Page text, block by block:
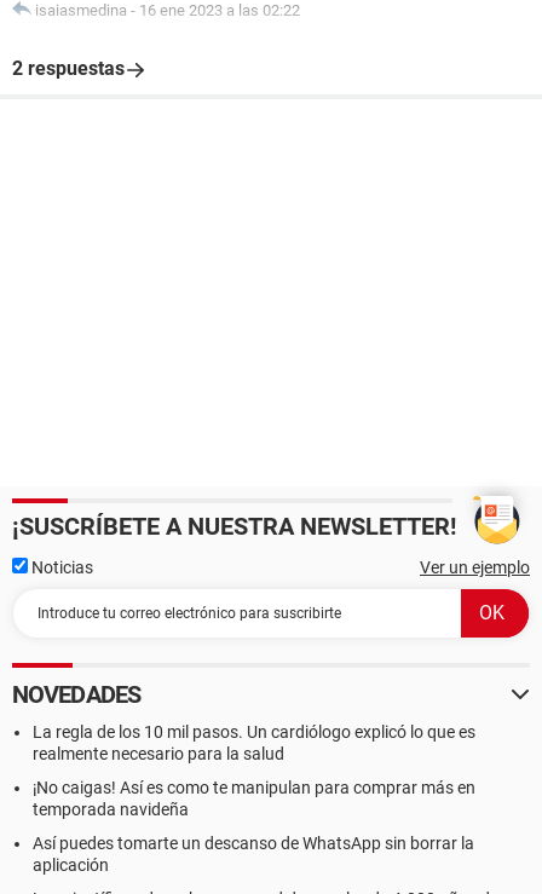
isaiasmedina - 16 ene 2023 a las 02:22
2 respuestas
¡SUSCRÍBETE A NUESTRA NEWSLETTER!
Noticias Ver un ejemplo
NOVEDADES
La regla de los 10 mil pasos. Un cardiólogo explicó lo que es
realmente necesario para la salud
¡No caigas! Así es como te manipulan para comprar más en
temporada navideña
Así puedes tomarte un descanso de WhatsApp sin borrar la
aplicación